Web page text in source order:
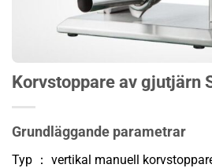
Korvstoppare av gjutjärn
Grundläggande parametrar
Typ ： vertikal manuell